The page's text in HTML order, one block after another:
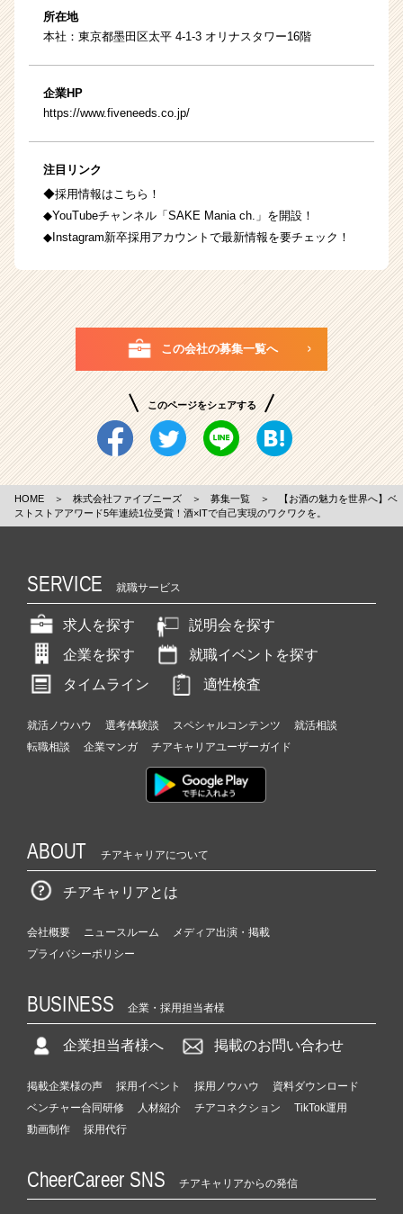
所在地
本社：東京都墨田区太平 4-1-3 オリナスタワー16階
企業HP
https://www.fiveneeds.co.jp/
注目リンク
◆採用情報はこちら！
◆YouTubeチャンネル「SAKE Mania ch.」を開設！
◆Instagram新卒採用アカウントで最新情報を要チェック！
この会社の募集一覧へ
このページをシェアする
HOME ＞ 株式会社ファイブニーズ ＞ 募集一覧 ＞
【お酒の魅力を世界へ】ベ
ストストアアワード5年連続1位受賞！酒×ITで自己実現のワクワクを。
SERVICE 就職サービス
求人を探す
説明会を探す
企業を探す
就職イベントを探す
タイムライン
適性検査
就活ノウハウ 選考体験談 スペシャルコンテンツ
就活相談
転職相談
企業マンガ チアキャリアユーザーガイド
ABOUT チアキャリアについて
チアキャリアとは
会社概要 ニュースルーム
メディア出演・掲載
プライバシーポリシー
BUSINESS 企業・採用担当者様
企業担当者様へ 掲載のお問い合わせ
掲載企業様の声 採用イベント 採用ノウハウ
資料ダウンロード
ベンチャー合同研修
人材紹介 チアコネクション
TikTok運用
動画制作
採用代行
CheerCareer SNS チアキャリアからの発信